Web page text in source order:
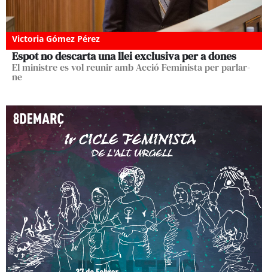
Victoria Gómez Pérez
Espot no descarta una llei exclusiva per a dones
El ministre es vol reunir amb Acció Feminista per parlar-
ne